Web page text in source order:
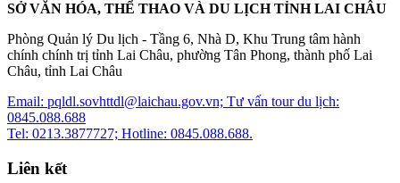
SỞ VĂN HÓA, THỂ THAO VÀ DU LỊCH TỈNH LAI CHÂU
Phòng Quản lý Du lịch - Tầng 6, Nhà D, Khu Trung tâm hành
chính chính trị tỉnh Lai Châu, phường Tân Phong, thành phố Lai
Châu, tỉnh Lai Châu
Email: pqldl.sovhttdl@laichau.gov.vn; Tư vấn tour du lịch:
0845.088.688
Tel: 0213.3877727; Hotline: 0845.088.688.
Liên kết